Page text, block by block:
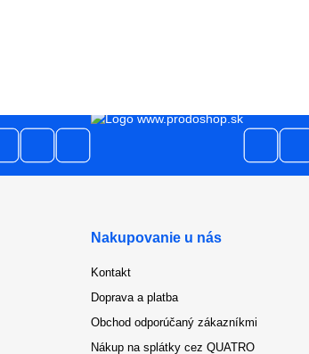
Nakupovanie u nás
Kontakt
Doprava a platba
Obchod odporúčaný zákazníkmi
Nákup na splátky cez QUATRO